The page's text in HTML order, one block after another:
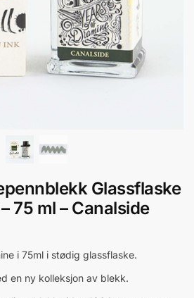
Glassflaske
75 ml – Canalside
i 75ml i stødig glassflaske.
en ny kolleksjon av blekk.